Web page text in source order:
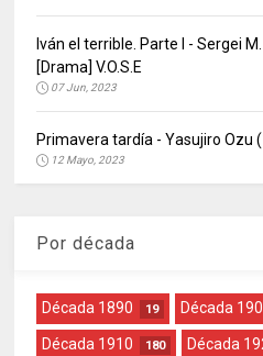
Iván el terrible. Parte I - Sergei
[Drama] V.O.S.E
07 Jun, 2023
Primavera tardía - Yasujiro Ozu
12 Mayo, 2023
Por década
Década 1890 19 Década
Década 1910 180 Década